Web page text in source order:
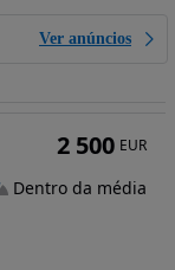
Ver anúncios
2 500 EUR
Dentro da média